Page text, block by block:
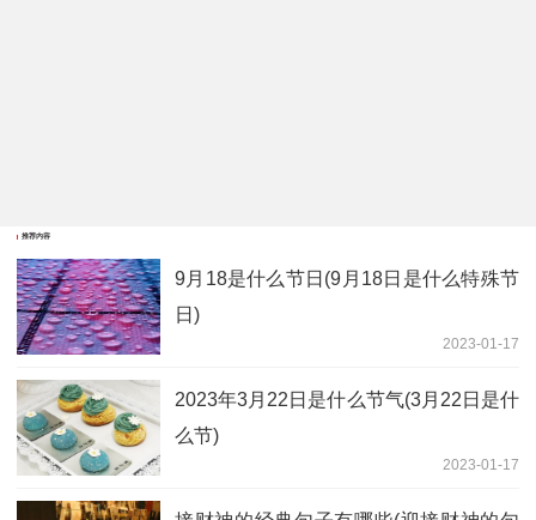
推荐内容
9月18是什么节日(9月18日是什么特殊节
日)
2023-01-17
2023年3月22日是什么节气(3月22日是什
么节)
2023-01-17